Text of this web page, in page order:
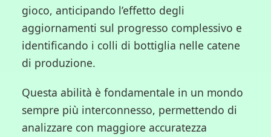
gioco, anticipando l’effetto degli
aggiornamenti sul progresso complessivo e
identificando i colli di bottiglia nelle catene
di produzione.
Questa abilità è fondamentale in un mondo
sempre più interconnesso, permettendo di
analizzare con maggiore accuratezza